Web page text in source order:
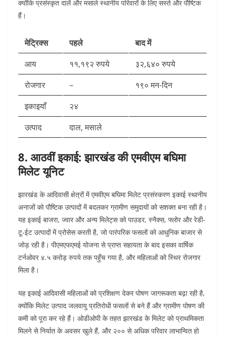
क्योंकि प्रसंस्कृत दालें और मसाले स्थानीय परिवारों के लिए सस्ते और पौष्टिक
हैं।​
मेट्रिक्स पहले
बाद में
आय
११,१९२ रुपये
३२,६४० रुपये ​
रोजगार
–
१९० मन-दिन ​
इकाइयाँ
२४
उत्पाद
दाल, मसाले
8. आठवीं इकाई: झारखंड की एमवीएम बघिमा
मिलेट यूनिट
झारखंड के आदिवासी क्षेत्रों में एमवीएम बघिमा मिलेट प्रसंस्करण इकाई स्थानीय
अनाजों को पौष्टिक उत्पादों में बदलकर ग्रामीण समुदायों को सशक्त बना रही है।
यह इकाई बाजरा, ज्वार और अन्य मिलेट्स को पाउडर, स्नैक्स, फ्लोर और रेडी-
टू-ईट उत्पादों में प्रोसेस करती है, जो पारंपरिक फसलों को आधुनिक बाजार से
जोड़ रही है। पीएमएफएमई योजना से प्राप्त सहायता के बाद इसका वार्षिक
टर्नओवर ४.५ करोड़ रुपये तक पहुँच गया है, और महिलाओं को स्थिर रोजगार
मिला है।
यह इकाई आदिवासी महिलाओं को प्रशिक्षण देकर पोषण जागरूकता बढ़ा रही है,
क्योंकि मिलेट उत्पाद जलवायु प्रतिरोधी फसलों से बने हैं और ग्रामीण पोषण की
कमी को पूरा कर रहे हैं। ओडीओपी के तहत झारखंड के मिलेट को प्राथमिकता
मिलने से निर्यात के अवसर खुले हैं, और २०० से अधिक परिवार लाभान्वित हो